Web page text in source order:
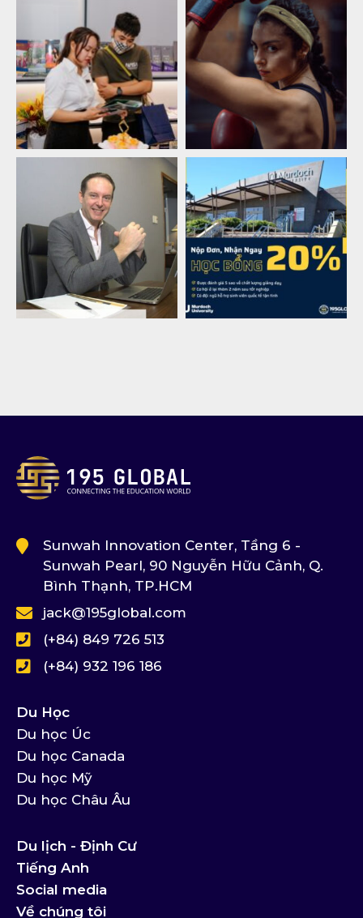
Sunwah Innovation Center, Tầng 6 -
Sunwah Pearl, 90 Nguyễn Hữu Cảnh, Q.
Bình Thạnh, TP.HCM
jack@195global.com
(+84) 849 726 513
(+84) 932 196 186
Du Học
Du học Úc
Du học Canada
Du học Mỹ
Du học Châu Âu
Du lịch - Định Cư
Tiếng Anh
Social media
Về chúng tôi